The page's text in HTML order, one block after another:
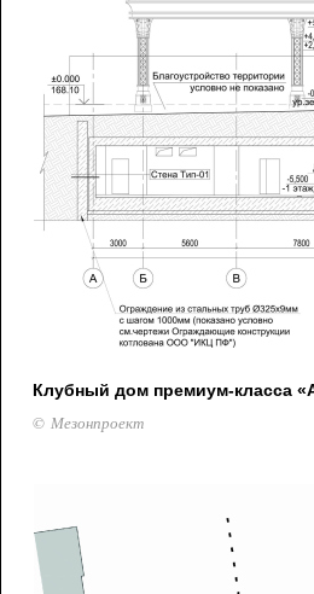
Клубный дом премиум-класса
© Мезонпроект